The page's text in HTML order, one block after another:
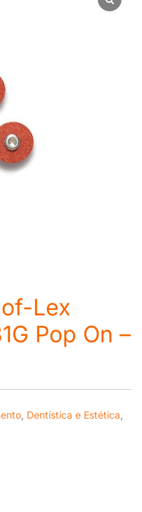
Lex
Pop On –
Dentística e Estética